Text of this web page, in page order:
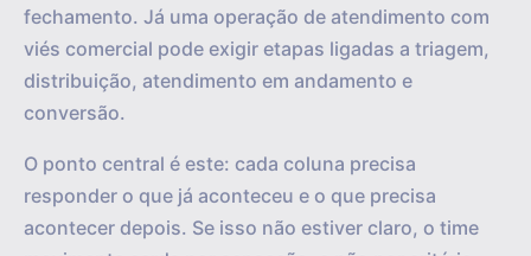
fechamento. Já uma operação de atendimento com
viés comercial pode exigir etapas ligadas a triagem,
distribuição, atendimento em andamento e
conversão.
O ponto central é este: cada coluna precisa
responder o que já aconteceu e o que precisa
acontecer depois. Se isso não estiver claro, o time